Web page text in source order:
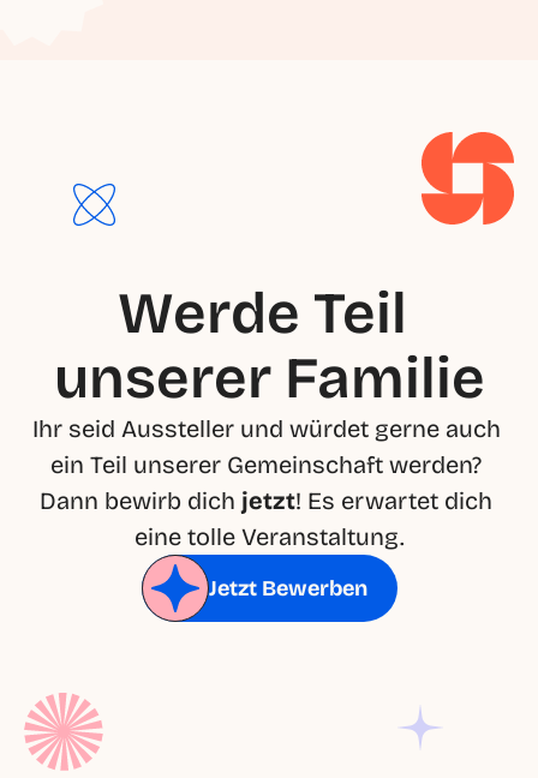
Werde Teil
unserer Familie
Ihr seid Aussteller und würdet gerne auch
ein Teil unserer Gemeinschaft werden?
Dann bewirb dich jetzt! Es erwartet dich
eine tolle Veranstaltung.
Jetzt Bewerben